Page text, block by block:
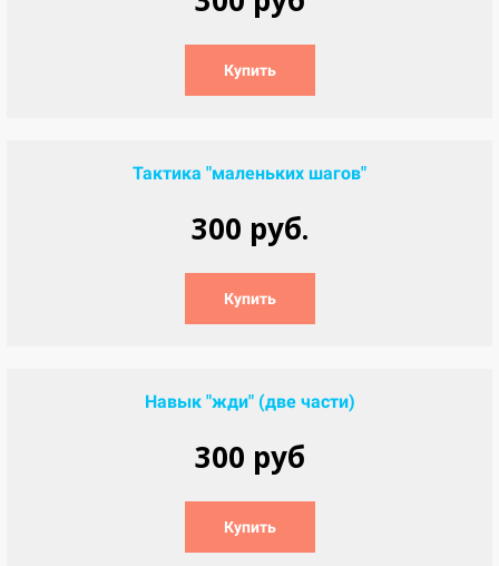
Купить
Тактика "маленьких шагов"
300 руб.
Купить
Навык "жди" (две части)
300 руб
Купить